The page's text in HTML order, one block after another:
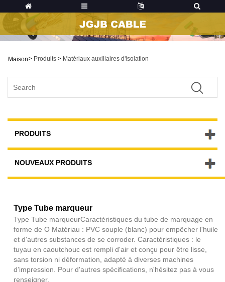
Maison> Produits > Matériaux auxiliaires d'isolation
PRODUITS
NOUVEAUX PRODUITS
Type Tube marqueur
Type Tube marqueur​ Caractéristiques du tube de marquage en
forme de O Matériau : PVC souple (blanc) pour empêcher l'huile
et d'autres substances de se corroder. Caractéristiques : le
tuyau en caoutchouc est rempli d'air et conçu pour être lisse,
sans torsion ni déformation, adapté à diverses machines
d'impression. Pour d'autres spécifications, n'hésitez pas à vous
renseigner.